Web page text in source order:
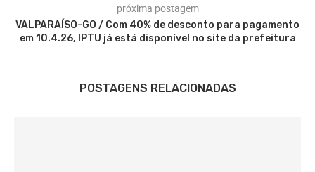
próxima postagem
VALPARAÍSO-GO / Com 40% de desconto para pagamento
em 10.4.26, IPTU já está disponível no site da prefeitura
POSTAGENS RELACIONADAS